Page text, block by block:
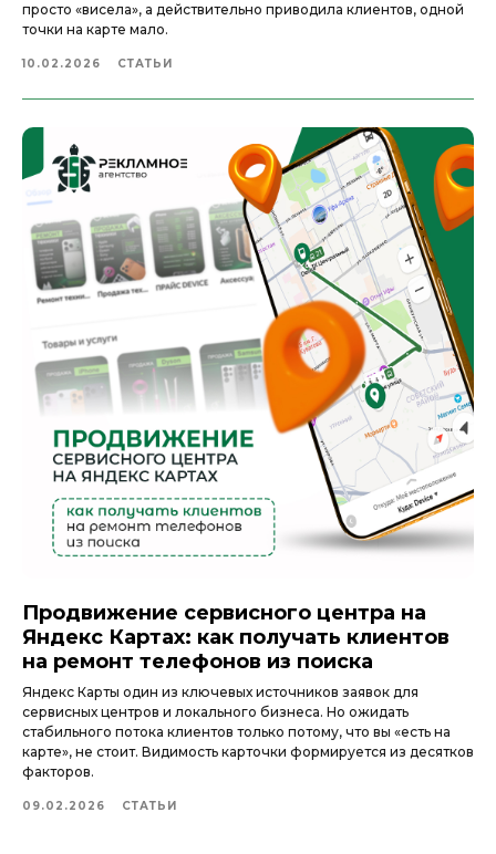
просто «висела», а действительно приводила клиентов, одной
точки на карте мало.
10.02.2026 СТАТЬИ
Продвижение сервисного центра на
Яндекс Картах: как получать клиентов
на ремонт телефонов из поиска
Яндекс Карты один из ключевых источников заявок для
сервисных центров и локального бизнеса. Но ожидать
стабильного потока клиентов только потому, что вы «есть на
карте», не стоит. Видимость карточки формируется из десятков
факторов.
09.02.2026 СТАТЬИ